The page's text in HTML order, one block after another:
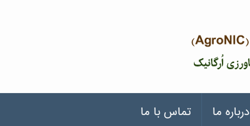
درباره ما تماس با ما